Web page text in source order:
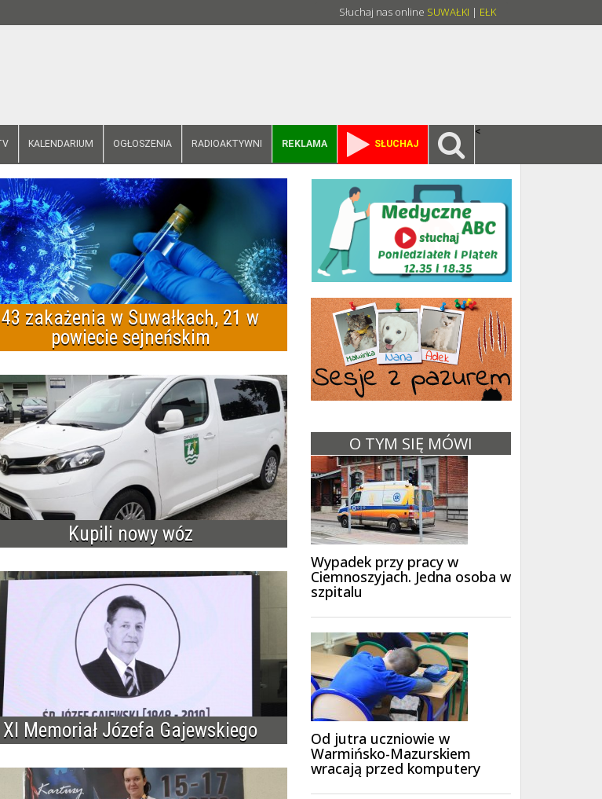
Słuchaj nas online SUWAŁKI | EŁK
<
KALENDARIUM OGŁOSZENIA RADIOAKTYWNI REKLAMA SŁUCHAJ
43 zakażenia w Suwałkach, 21 w
powiecie sejneńskim
Kupili nowy wóz
XI Memoriał Józefa Gajewskiego
O TYM SIĘ MÓWI
Wypadek przy pracy w
Ciemnoszyjach. Jedna osoba w
szpitalu
Od jutra uczniowie w
Warmińsko-Mazurskiem
wracają przed komputery